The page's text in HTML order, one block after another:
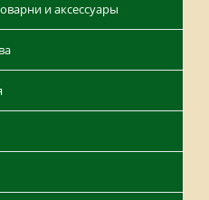
и аксессуары